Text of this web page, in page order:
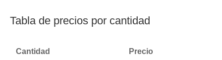
Tabla de precios por cantidad
Cantidad Precio